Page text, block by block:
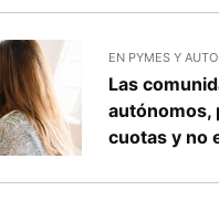
EN PYMES Y
Las
autónomos,
cuotas y no